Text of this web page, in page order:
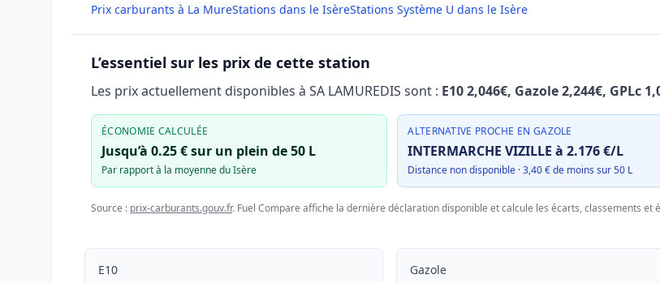
Prix carburants à La MureStations dans le IsèreStations Système U dans le Isère
L’essentiel sur les prix de cette station
Les prix actuellement disponibles à SA LAMUREDIS sont : E10 2,046€, Gazole 2,244€, GPLc
ÉCONOMIE CALCULÉE
Jusqu’à 0.25 € sur un plein de 50 L
Par rapport à la moyenne du Isère
ALTERNATIVE PROCHE EN GAZOLE
INTERMARCHE VIZILLE à 2.176 €/L
Distance non disponible · 3,40 € de moins sur 50 L
Source : prix-carburants.gouv.fr. Fuel Compare affiche la dernière déclaration disponible et calcule les écarts, classements et
E10 Gazole